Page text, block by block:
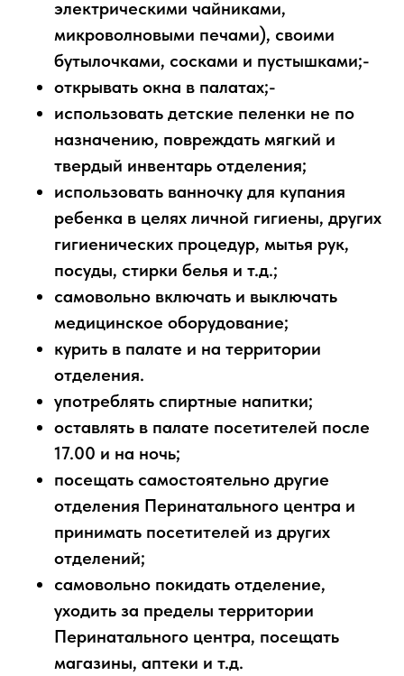
электрическими чайниками,
микроволновыми печами), своими
бутылочками, сосками и пустышками;-
открывать окна в палатах;-
использовать детские пеленки не по
назначению, повреждать мягкий и
твердый инвентарь отделения;
использовать ванночку для купания
ребенка в целях личной гигиены, других
гигиенических процедур, мытья рук,
посуды, стирки белья и т.д.;
самовольно включать и выключать
медицинское оборудование;
курить в палате и на территории
отделения.
употреблять спиртные напитки;
оставлять в палате посетителей после
17.00 и на ночь;
посещать самостоятельно другие
отделения Перинатального центра и
принимать посетителей из других
отделений;
самовольно покидать отделение,
уходить за пределы территории
Перинатального центра, посещать
магазины, аптеки и т.д.